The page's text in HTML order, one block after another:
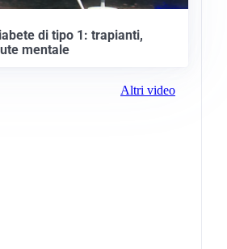
di tipo 1: trapianti,
mentale
Altri video